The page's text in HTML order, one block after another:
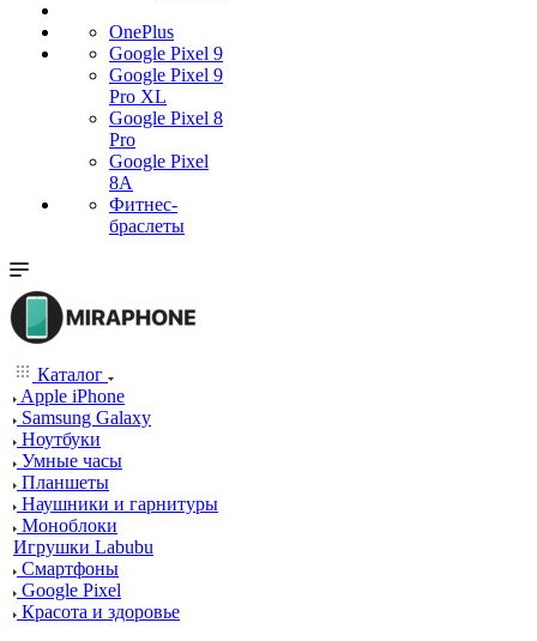
OnePlus
Google Pixel 9
Google Pixel 9
Pro XL
Google Pixel 8
Pro
Google Pixel
8A
Фитнес-
браслеты
Каталог
Apple iPhone
Samsung Galaxy
Ноутбуки
Умные часы
Планшеты
Наушники и гарнитуры
Моноблоки
Игрушки Labubu
Смартфоны
Google Pixel
Красота и здоровье